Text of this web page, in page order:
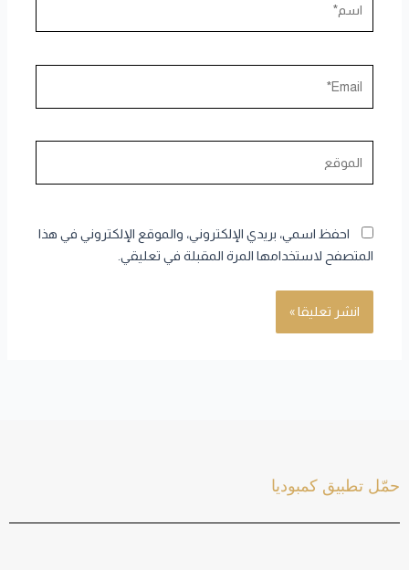
احفظ اسمي، بريدي الإلكتروني، والموقع الإلكتروني في هذا
المتصفح لاستخدامها المرة المقبلة في تعليقي.
حمّل تطبيق كمبوديا